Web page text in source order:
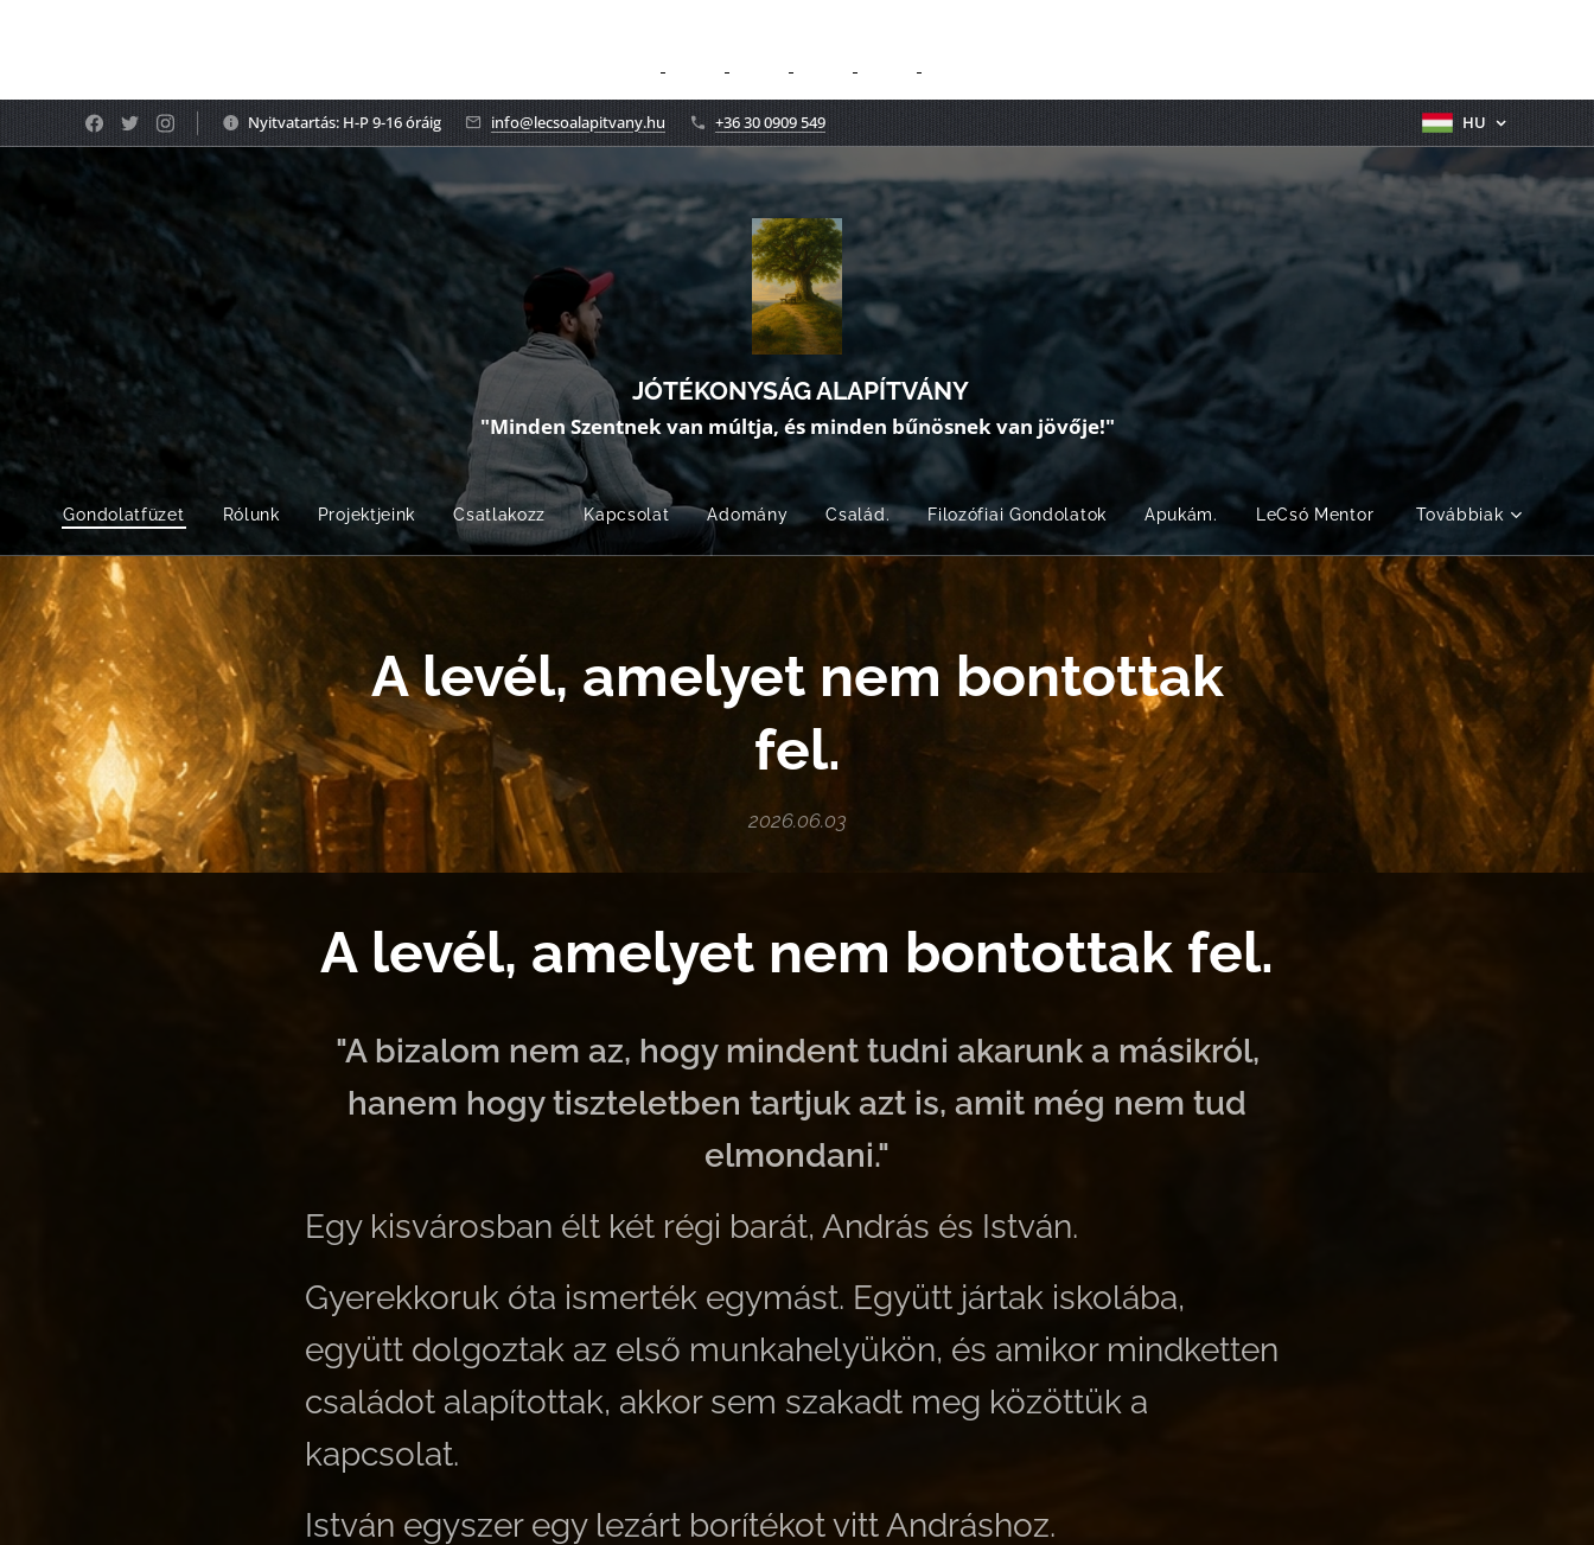
Nyitvatartás: H-P 9-16 óráig info@lecsoalapitvany.hu +36 30 0909 549 HU
JÓTÉKONYSÁG ALAPÍTVÁNY
"Minden Szentnek van múltja, és minden bűnösnek van jövője!"
Gondolatfüzet Rólunk Projektjeink Csatlakozz Kapcsolat Adomány Család. Filozófiai Gondolatok Apukám. LeCsó Mentor Továbbiak
A levél, amelyet nem bontottak
fel.
2026.06.03
A levél, amelyet nem bontottak fel.
"A bizalom nem az, hogy mindent tudni akarunk a másikról,
hanem hogy tiszteletben tartjuk azt is, amit még nem tud
elmondani."
Egy kisvárosban élt két régi barát, András és István.
Gyerekkoruk óta ismerték egymást. Együtt jártak iskolába,
együtt dolgoztak az első munkahelyükön, és amikor mindketten
családot alapítottak, akkor sem szakadt meg közöttük a
kapcsolat.
István egyszer egy lezárt borítékot vitt Andráshoz.